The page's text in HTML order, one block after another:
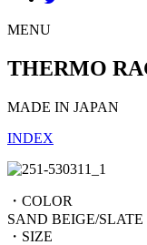
MENU
THERMO
MADE IN JAPAN
INDEX
・COLOR
SAND BEIGE/
・SIZE